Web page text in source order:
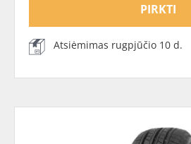
PIRKTI
Atsiėmimas rugpjūčio 10 d.